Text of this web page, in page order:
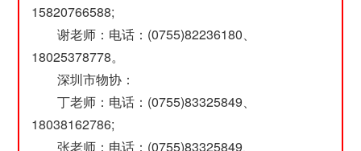
15820766588;
谢老师：电话：(0755)82236180、
18025378778。
深圳市物协：
丁老师：电话：(0755)83325849、
18038162786;
张老师：电话：(0755)83325849、